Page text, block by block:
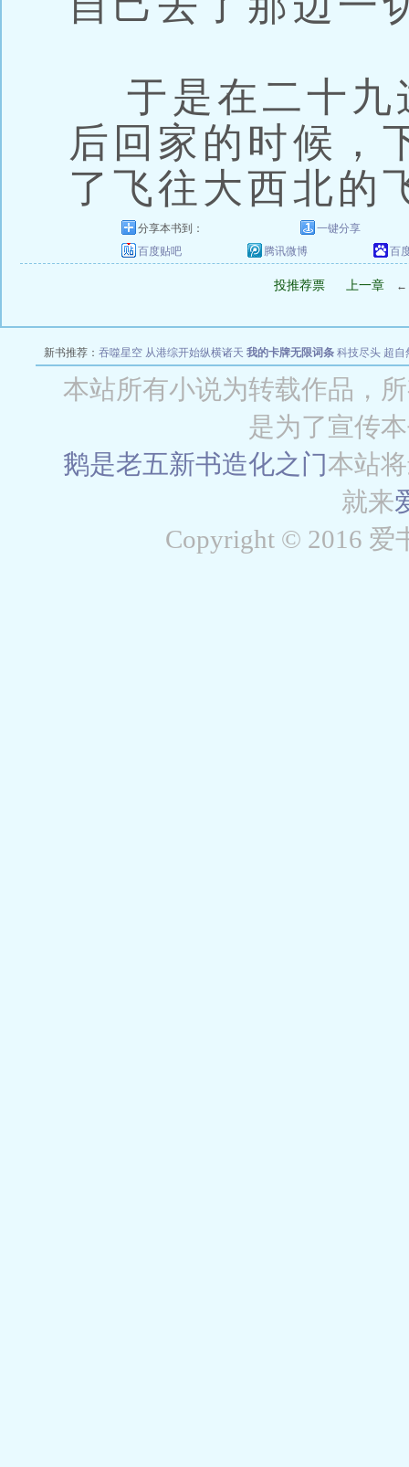
于是在二十九
后回家的时候，
了飞往大西北的
分享本书到：
一键分享
百度贴吧
腾讯微博 百
投推荐票 上一章 ←
新书推荐： 吞噬星空 从港综开始纵横诸天 我的卡牌无限词条 科技尽头 超自
航海游戏大有问题
神秘复苏之遗
本站所有小说为转载作品，
是为了宣传
鹅是老五新书造化之门本站
就来
Copyright © 2016 爱